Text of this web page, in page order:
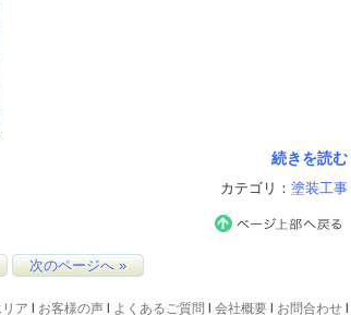
続きを読む
カテゴリ： 塗装工事
次のページへ »
ア お客様の声l よくあるご質問 会社概要l お問合わせl